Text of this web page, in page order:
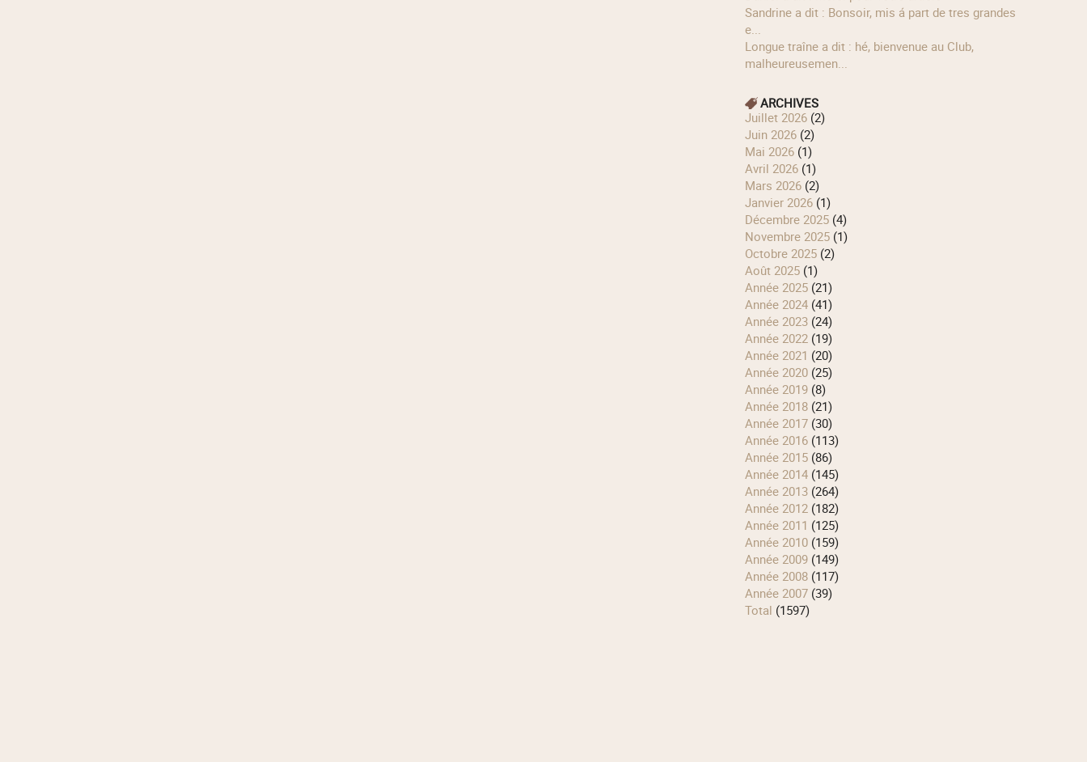
Sandrine a dit : Bonsoir, mis á part de tres grandes
e...
longue traîne a dit : hé, bienvenue au Club,
malheureusemen...
ARCHIVES
juillet 2026(2)
juin 2026(2)
mai 2026(1)
avril 2026(1)
mars 2026(2)
janvier 2026(1)
décembre 2025(4)
novembre 2025(1)
octobre 2025(2)
août 2025(1)
année 2025(21)
année 2024(41)
année 2023(24)
année 2022(19)
année 2021 (20)
année 2020(25)
année 2019(8)
année 2018(21)
année 2017(30)
année 2016(113)
année 2015(86)
année 2014(145)
année 2013(264)
année 2012(182)
année 2011 (125)
année 2010(159)
année 2009(149)
année 2008(117)
année 2007(39)
total (1597)